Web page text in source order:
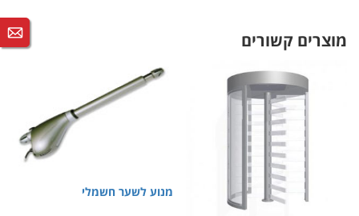
מוצרים קשורים
מנוע לשער חשמלי